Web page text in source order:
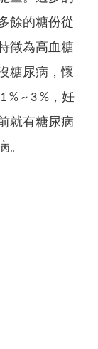
餘的糖份從
徵為高血糖
糖尿病，懷
~ 3 %，妊
就有糖尿病
。